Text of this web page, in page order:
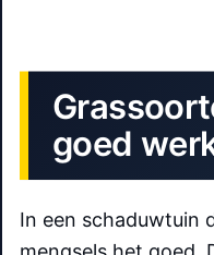
goed
In een schaduwtuin